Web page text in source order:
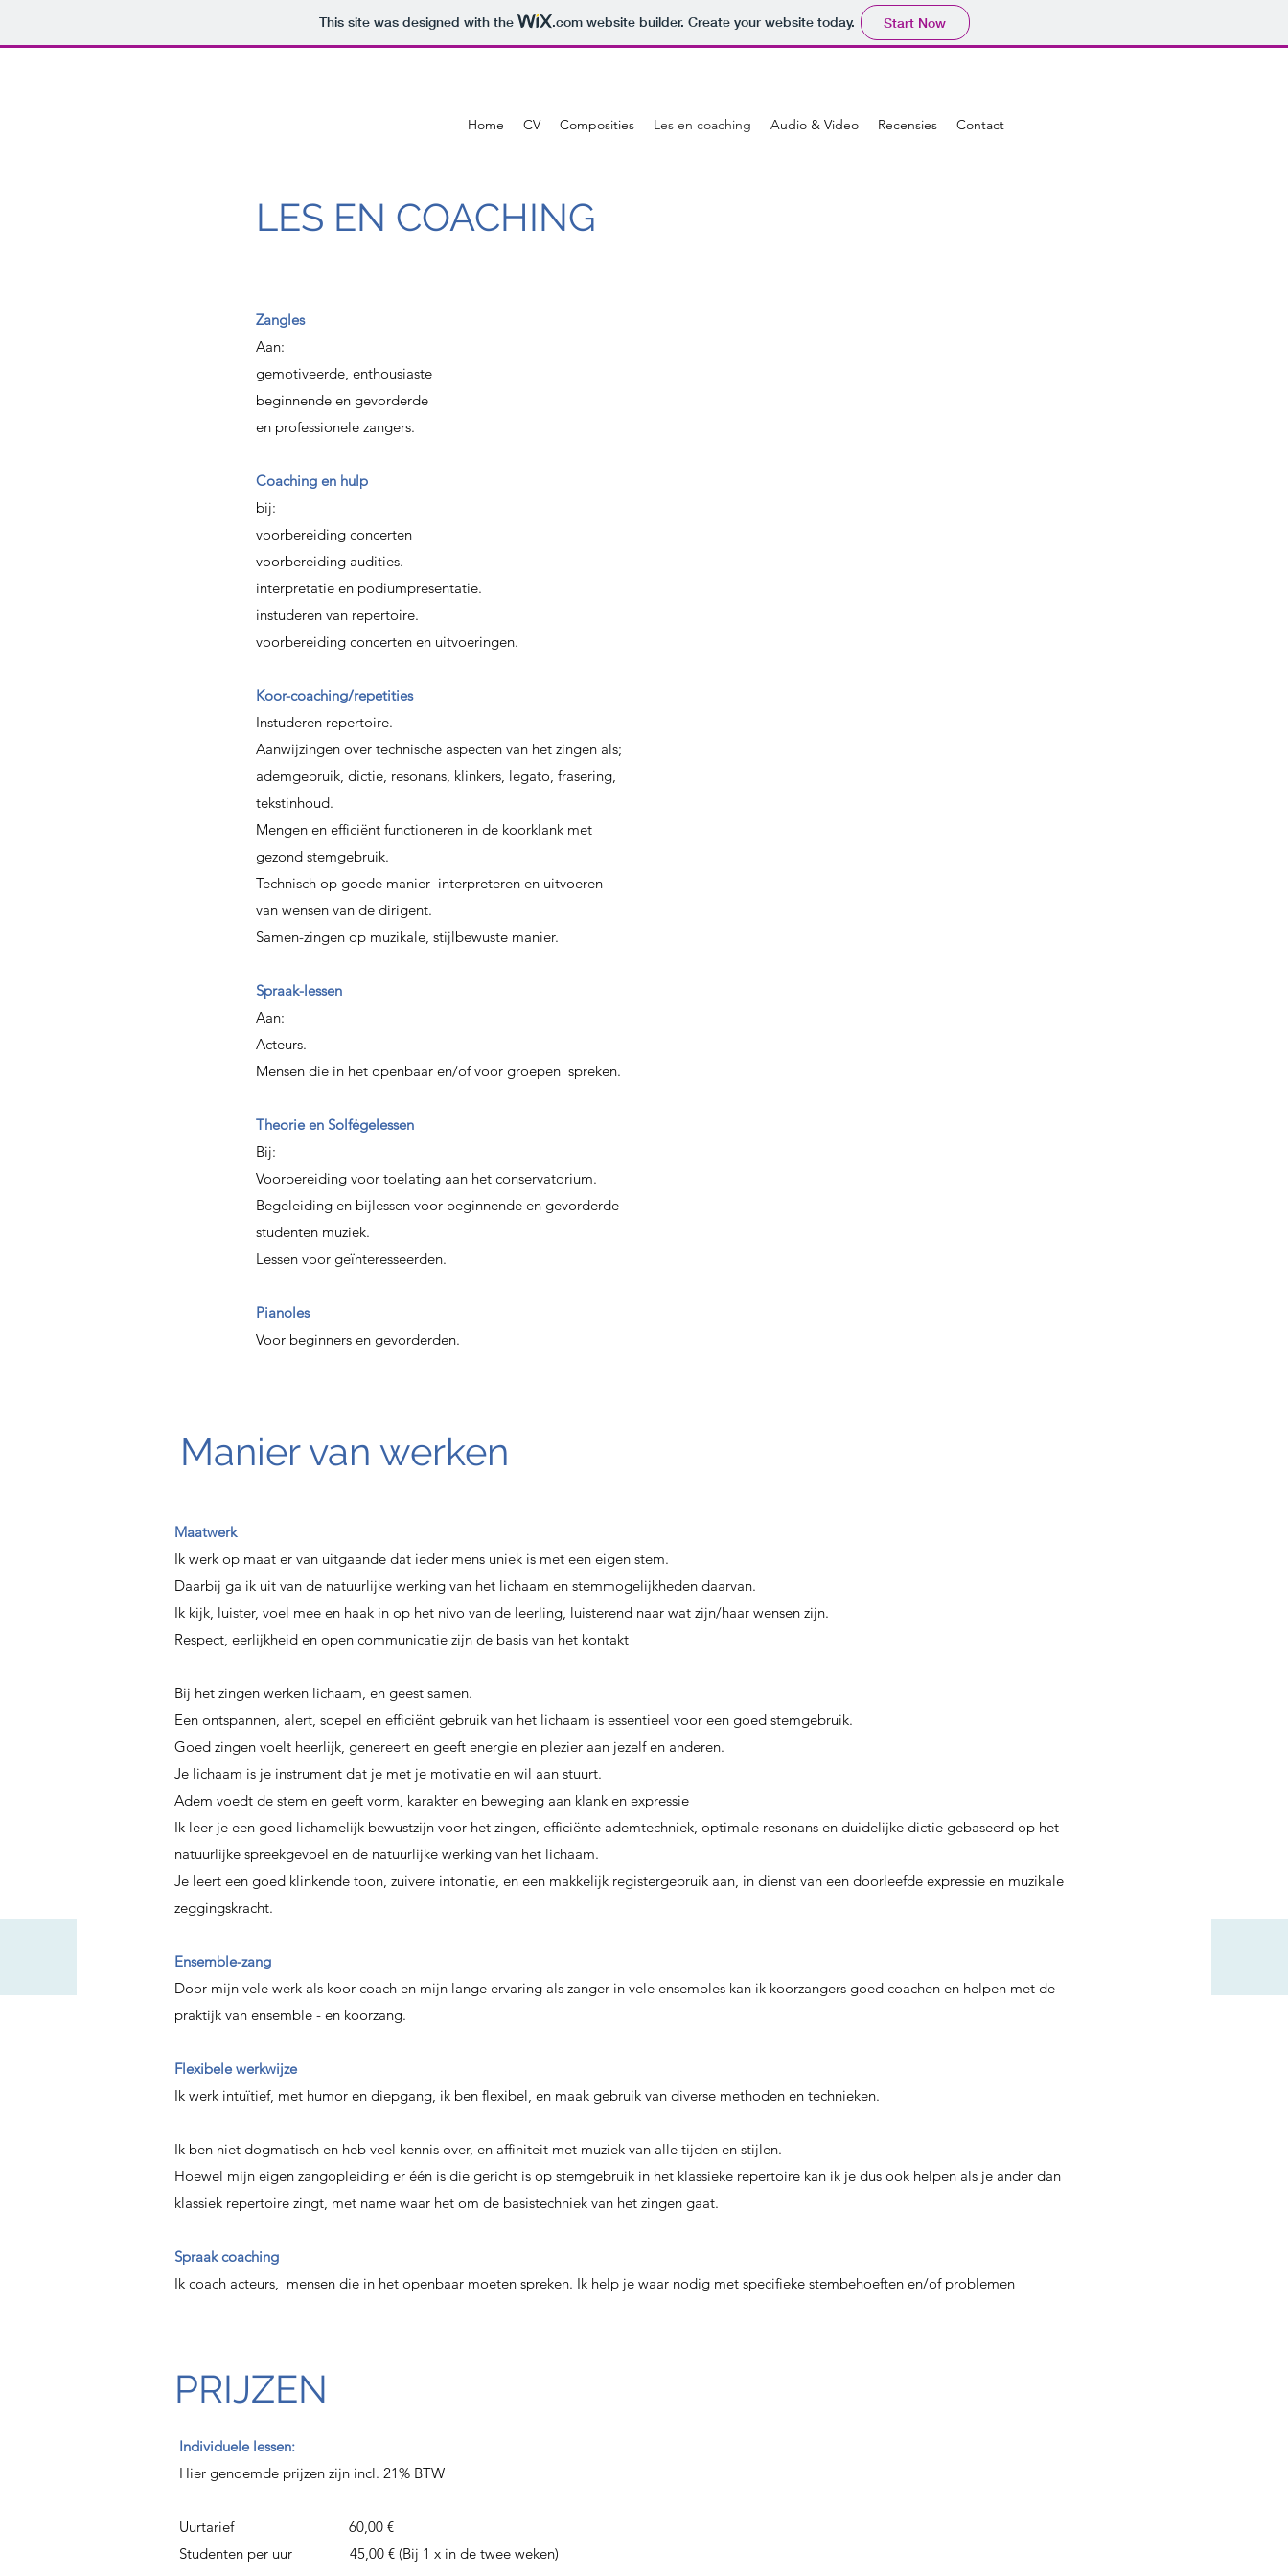
This site was designed with the .comwebsite builder. Create your website today. Start Now
Home CV Composities Les en coaching Audio & Video Recensies Contact
LES EN COACHING
Zangles
Aan:
gemotiveerde, enthousiaste
beginnende en gevorderde
en professionele zangers.
Coaching en hulp
bij:
voorbereiding concerten
voorbereiding audities.
interpretatie en podiumpresentatie.
instuderen van repertoire.
voorbereiding concerten en uitvoeringen.
Koor-coaching/repetities
Instuderen repertoire.
Aanwijzingen over technische aspecten van het zingen als;
ademgebruik, dictie, resonans, klinkers, legato, frasering,
tekstinhoud.
Mengen en efficiënt functioneren in de koorklank met
gezond stemgebruik.
Technisch op goede manier interpreteren en uitvoeren
van wensen van de dirigent.
Samen-zingen op muzikale, stijlbewuste manier.
Spraak-lessen
Aan:
Acteurs.
Mensen die in het openbaar en/of voor groepen spreken.
Theorie en Solfėgelessen
Bij:
Voorbereiding voor toelating aan het conservatorium.
Begeleiding en bijlessen voor beginnende en gevorderde
studenten muziek.
Lessen voor geïnteresseerden.
Pianoles
Voor beginners en gevorderden.
PRIJZEN
Individuele lessen:
Hier genoemde prijzen zijn incl. 21% BTW
Uurtarief 60,00 €
Studenten per uur 45,00 € (Bij 1 x in de twee weken)
Manier van werken
Maatwerk
Ik werk op maat er van uitgaande dat ieder mens uniek is met een eigen stem.
Daarbij ga ik uit van de natuurlijke werking van het lichaam en stemmogelijkheden daarvan.
Ik kijk, luister, voel mee en haak in op het nivo van de leerling, luisterend naar wat zijn/haar wensen zijn.
Respect, eerlijkheid en open communicatie zijn de basis van het kontakt
Bij het zingen werken lichaam, en geest samen.
Een ontspannen, alert, soepel en efficiënt gebruik van het lichaam is essentieel voor een goed stemgebruik.
Goed zingen voelt heerlijk, genereert en geeft energie en plezier aan jezelf en anderen.
Je lichaam is je instrument dat je met je motivatie en wil aan stuurt.
Adem voedt de stem en geeft vorm, karakter en beweging aan klank en expressie
Ik leer je een goed lichamelijk bewustzijn voor het zingen, efficiënte ademtechniek, optimale resonans en duidelijke dictie gebaseerd op het
natuurlijke spreekgevoel en de natuurlijke werking van het lichaam.
Je leert een goed klinkende toon, zuivere intonatie, en een makkelijk registergebruik aan, in dienst van een doorleefde expressie en muzikale
zeggingskracht.
Ensemble-zang
Door mijn vele werk als koor-coach en mijn lange ervaring als zanger in vele ensembles kan ik koorzangers goed coachen en helpen met de
praktijk van ensemble - en koorzang.
Flexibele werkwijze
Ik werk intuïtief, met humor en diepgang, ik ben flexibel, en maak gebruik van diverse methoden en technieken.
Ik ben niet dogmatisch en heb veel kennis over, en affiniteit met muziek van alle tijden en stijlen.
Hoewel mijn eigen zangopleiding er één is die gericht is op stemgebruik in het klassieke repertoire kan ik je dus ook helpen als je ander dan
klassiek repertoire zingt, met name waar het om de basistechniek van het zingen gaat.
Spraak coaching
Ik coach acteurs, mensen die in het openbaar moeten spreken. Ik help je waar nodig met specifieke stembehoeften en/of problemen